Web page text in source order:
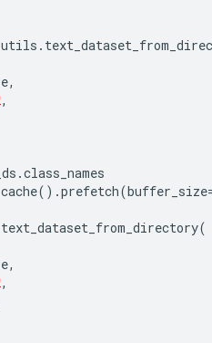
utils .
,
,
.class_names
cache().prefetch(buffer_size
text_dataset_from_directory(
,
,